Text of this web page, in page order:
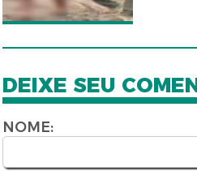
DEIXE SEU
NOME: